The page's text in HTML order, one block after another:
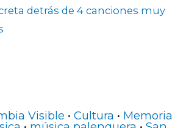
detrás de 4 canciones muy
Visible • Cultura • Memoria